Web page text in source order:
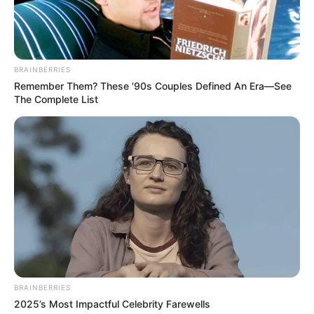
ΤΑ ΠΙΟ ΔΗΜΟΦΙΛΗ
BRAINBERRIES
Remember Them? These '90s Couples Defined An Era—See
The Complete List
BRAINBERRIES
2025’s Most Impactful Celebrity Farewells